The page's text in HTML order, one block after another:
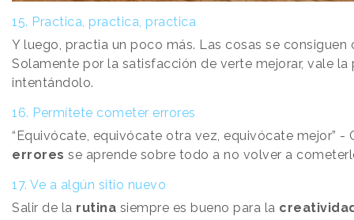
15. Practica, practica, practica
Y luego, practia un poco más. Las cosas se consiguen
Solamente por la satisfacción de verte mejorar, vale la
intentándolo.
16. Permítete cometer errores
“Equivócate, equivócate otra vez, equivócate mejor” -
errores se aprende sobre todo a no volver a
17. Ve a algún sitio nuevo
Salir de la rutina siempre es bueno para la